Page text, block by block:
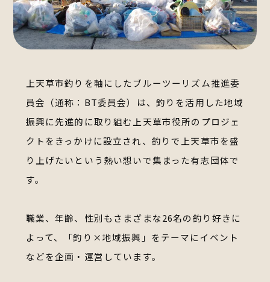
上天草市釣りを軸にしたブルーツーリズム推進委
員会（通称：BT委員会）は、 釣りを活用した地域
振興に先進的に取り組む上天草市役所のプロジェ
クトをきっかけに設立され、 釣りで上天草市を盛
り上げたいという熱い想いで集まった有志団体で
す。
職業、年齢、性別もさまざまな26名の釣り好きに
よって、
「釣り×地域振興」をテーマにイベント
などを企画・運営しています。